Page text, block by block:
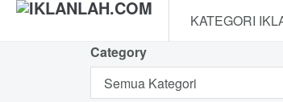
KATEGORI
Category